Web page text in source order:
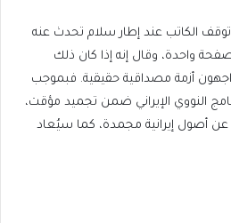
الكاتب عند إطار سلام تحدث عنه
واحدة، وقال إنه إذا كان ذلك
أزمة مصداقية حقيقية. فبموجب
النووي الإيراني ضمن تجميد مؤقت،
عن أصول إيرانية مجمدة، كما سيُعاد